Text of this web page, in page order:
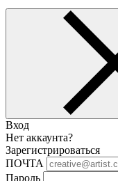
Вход
Нет аккаунта?
Зарегистрироваться
ПОЧТА
Пароль